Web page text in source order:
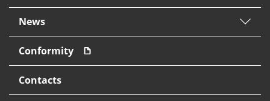
News
Conformity
Contacts